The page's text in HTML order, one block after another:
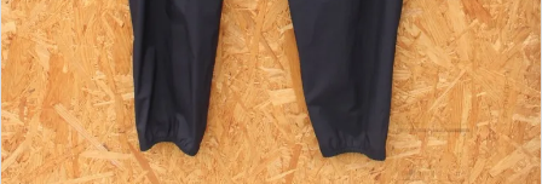
ACCOUNT MENU
ようこそ ゲスト 様
meeting_room ログイン person 新規会員登録